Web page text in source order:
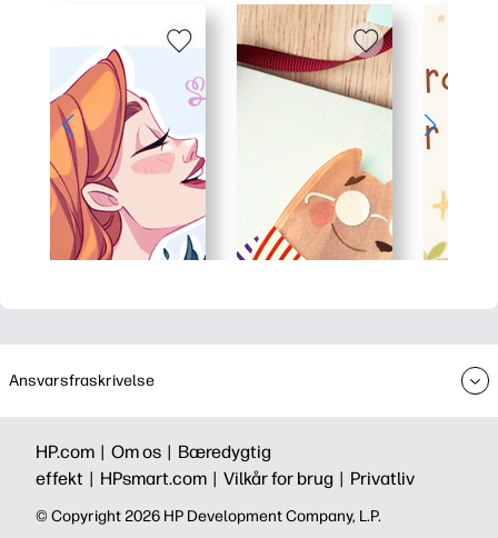
Ansvarsfraskrivelse
HP.com | Om os | Bæredygtig
effekt | HPsmart.com | Vilkår for brug | Privatliv
©️ Copyright 2026 HP Development Company, L.P.